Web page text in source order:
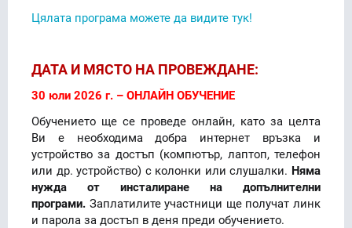
Цялата програма можете да видите тук!
ДАТА И МЯСТО НА ПРОВЕЖДАНЕ:
30 юли 2026 г. – ОНЛАЙН ОБУЧЕНИЕ
Обучението ще се проведе онлайн, като за целта
Ви е необходима добра интернет връзка и
устройство за достъп (компютър, лаптоп, телефон
или др. устройство) с колонки или слушалки. Няма
нужда от инсталиране на допълнителни
програми. Заплатилите участ­ни­ци ще получат линк
и парола за достъп в деня преди обучението.